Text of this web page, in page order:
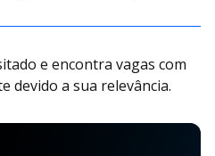
e encontra vagas com
devido a sua relevância.